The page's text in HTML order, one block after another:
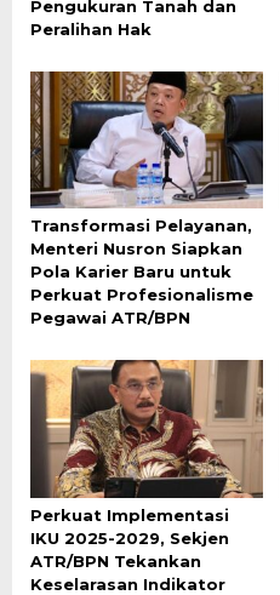
Pengukuran Tanah dan
Peralihan Hak
Transformasi Pelayanan,
Menteri Nusron Siapkan
Pola Karier Baru untuk
Perkuat Profesionalisme
Pegawai ATR/BPN
Perkuat Implementasi
IKU 2025-2029, Sekjen
ATR/BPN Tekankan
Keselarasan Indikator